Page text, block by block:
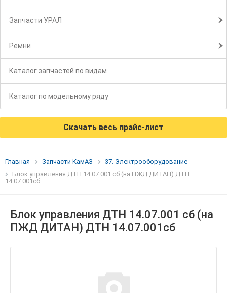
Запчасти УРАЛ
Ремни
Каталог запчастей по видам
Каталог по модельному ряду
Скачать весь прайс-лист
Главная Запчасти КамАЗ
37. Электрооборудование
Блок управления ДТН 14.07.001 сб (на ПЖД ДИТАН) ДТН
14.07.001сб
Блок управления ДТН 14.07.001 сб (на
ПЖД ДИТАН) ДТН 14.07.001сб